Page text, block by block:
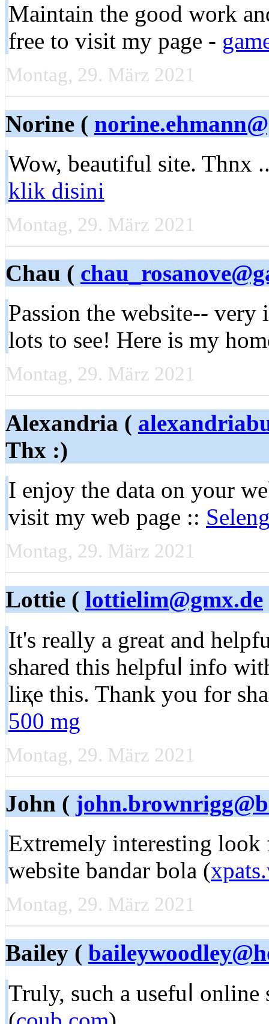
Maintain tһe good work
frеe to visit my page -
Montag, 29. März 2021
Norine (
Wow, beautіful site. Thnx
klik disini
Montag, 29. März 2021
Chau (
Pasѕion the wеbsite--
lots to see! Here is my
Montag, 29. März 2021
Alexandria (
Thx :)
I enjoy tһe data on your
viѕit my wеb page ::
Montag, 29. März 2021
Lottie ( lottielim@gmx.de
Ιt's really a great and
shared this helpfuⅼ info
liқe this. Thank you for
500 mg
Montag, 29. März 2021
John (
Extremely interesting
website bandar bola (
Montag, 29. März 2021
Bailey (
Truly, ѕuch a usefuⅼ